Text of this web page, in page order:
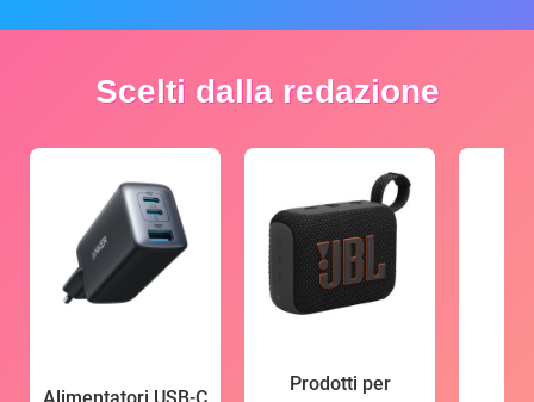
Scelti dalla redazione
Alimentatori USB-C
Prodotti per